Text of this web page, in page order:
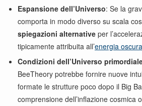
Espansione dell’Universo: Se la
comporta in modo diverso su scala
spiegazioni alternative per
tipicamente attribuita all’energia oscura
Condizioni dell’Universo
BeeTheory potrebbe fornire nuove
formate le strutture poco dopo il Big
comprensione dell’inflazione cosmica